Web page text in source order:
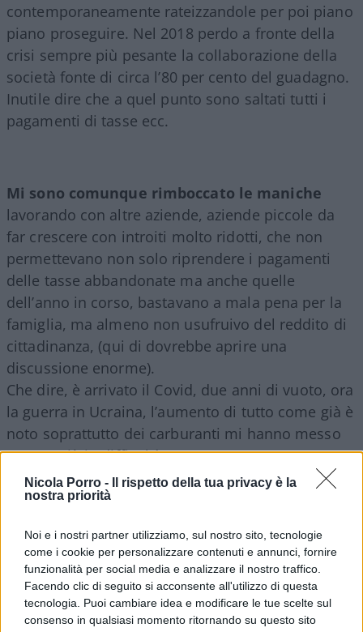
Nicola Porro -
Il rispetto della tua privacy è la
nostra priorità
Noi e i nostri partner utilizziamo, sul nostro sito, tecnologie
come i cookie per personalizzare contenuti e annunci, fornire
funzionalità per social media e analizzare il nostro traffico.
Facendo clic di seguito si acconsente all'utilizzo di questa
tecnologia. Puoi cambiare idea e modificare le tue scelte sul
consenso in qualsiasi momento ritornando su questo sito
contemporaneamente rateizzandole per poi piano
piano proseguire. Nel 2018 perdo a fronte della
crisi sempre più pesante la collaborazione della
società fonte di circa l’80 per cento del guadagno.
Inutile dire che a quel punto sono saltati tutti i
pagamenti di tasse ecc.
Mi sono comunque rimboccato le maniche
lavorando con altre aziende, aziende piccole da
far crescere con introiti molto ridotti, che non
permettevano non solo riprendere i pagamenti
delle tasse abbandonate ma anche quelle
dell’anno in corso, bastavano a mala pena per la
famiglia, ma almeno non usufruivo del reddito di
cittadinanza, (qui di dovrebbe aprire una
discussione enorme).
Che dire, è arrivato il Covid, due anni di vuoto, ora
la guerra in Ucraina, l’aumento di tutto come già è
noto soprattutto dei carburanti mi hanno messo
ancora più in difficoltà.Nonostante tutto
combatto ogni giorno per restare in piedi
per
cercare di farcela, pensando reinventandomi ecc.
Dott. Porro come dicevo sopra non dico di volere
il reddito di cittadinanza o il bonus delle 200 euro
per le bollette (tra l’altro uno scempio di denaro
d’accordissimo con lei ), perché noi autonomi